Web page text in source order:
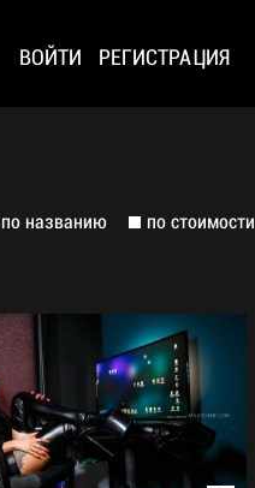
ВОЙТИ РЕГИСТРАЦИЯ
по названию по стоимости